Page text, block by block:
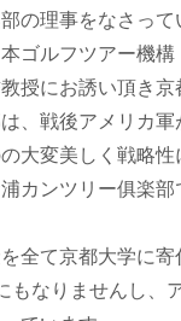
の理事をなさっ
ゴルフツアー機
授にお誘い頂き
、戦後アメリカ
大変美しく戦略
カンツリー俱楽部
全て京都大学に
もなりませんし、